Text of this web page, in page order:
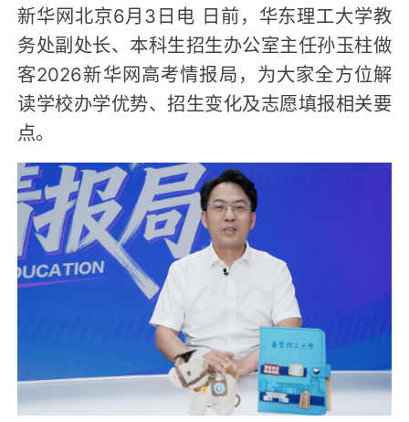
新华网北京6月3日电 日前，华东理工大学教
务处副处长、本科生招生办公室主任孙玉柱做
客2026新华网高考情报局，为大家全方位解
读学校办学优势、招生变化及志愿填报相关要
点。